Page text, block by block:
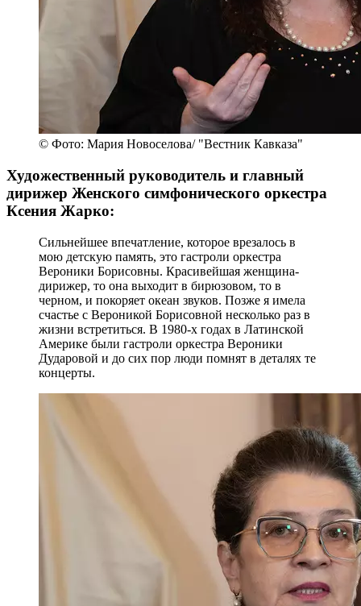
© Фото: Мария Новоселова/ "Вестник Кавказа"
Художественный руководитель и главный
дирижер Женского симфонического оркестра
Ксения Жарко:
Сильнейшее впечатление, которое врезалось в
мою детскую память, это гастроли оркестра
Вероники Борисовны. Красивейшая женщина-
дирижер, то она выходит в бирюзовом, то в
черном, и покоряет океан звуков. Позже я имела
счастье с Вероникой Борисовной несколько раз в
жизни встретиться. В 1980-х годах в Латинской
Америке были гастроли оркестра Вероники
Дударовой и до сих пор люди помнят в деталях те
концерты.